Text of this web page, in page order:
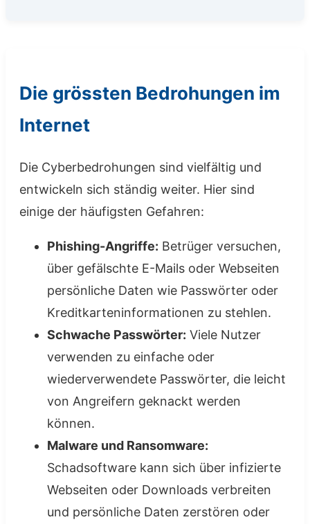
Die grössten Bedrohungen im
Internet
Die Cyberbedrohungen sind vielfältig und
entwickeln sich ständig weiter. Hier sind
einige der häufigsten Gefahren:
Phishing-Angriffe: Betrüger versuchen,
über gefälschte E-Mails oder Webseiten
persönliche Daten wie Passwörter oder
Kreditkarteninformationen zu stehlen.
Schwache Passwörter: Viele Nutzer
verwenden zu einfache oder
wiederverwendete Passwörter, die leicht
von Angreifern geknackt werden
können.
Malware und Ransomware:
Schadsoftware kann sich über infizierte
Webseiten oder Downloads verbreiten
und persönliche Daten zerstören oder